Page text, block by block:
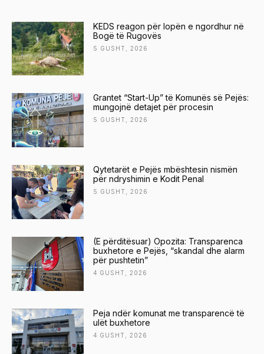
KEDS reagon për lopën e ngordhur në
Bogë të Rugovës
5 GUSHT, 2026
Grantet “Start-Up” të Komunës së Pejës:
mungojnë detajet për procesin
5 GUSHT, 2026
Qytetarët e Pejës mbështesin nismën
për ndryshimin e Kodit Penal
5 GUSHT, 2026
(E përditësuar) Opozita: Transparenca
buxhetore e Pejës, “skandal dhe alarm
për pushtetin”
4 GUSHT, 2026
Peja ndër komunat me transparencë të
ulët buxhetore
4 GUSHT, 2026